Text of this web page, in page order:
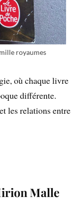
royaumes
où chaque livre
différente.
les relations entre
Malle